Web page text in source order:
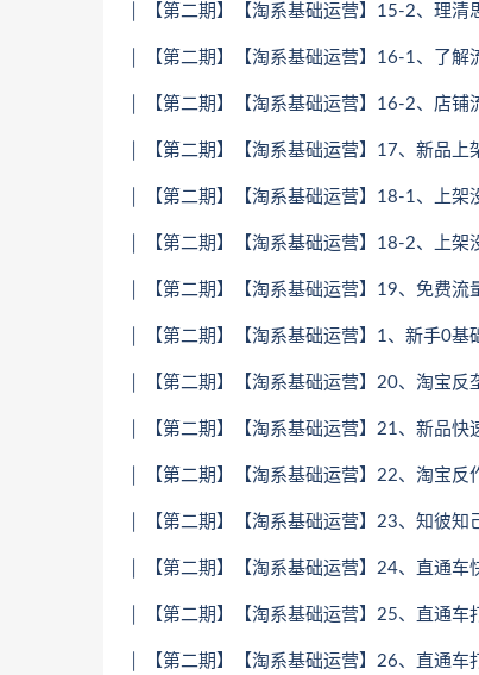
│ 【第二期】【淘系基础运营】15-2、理
│ 【第二期】【淘系基础运营】16-1、了
│ 【第二期】【淘系基础运营】16-2、店铺
│ 【第二期】【淘系基础运营】17、新品上
│ 【第二期】【淘系基础运营】18-1、上
│ 【第二期】【淘系基础运营】18-2、上
│ 【第二期】【淘系基础运营】19、免费
│ 【第二期】【淘系基础运营】1、新手0
│ 【第二期】【淘系基础运营】20、淘宝
│ 【第二期】【淘系基础运营】21、新品快
│ 【第二期】【淘系基础运营】22、淘宝
│ 【第二期】【淘系基础运营】23、知彼知
│ 【第二期】【淘系基础运营】24、直通车
│ 【第二期】【淘系基础运营】25、直通
│ 【第二期】【淘系基础运营】26、直通